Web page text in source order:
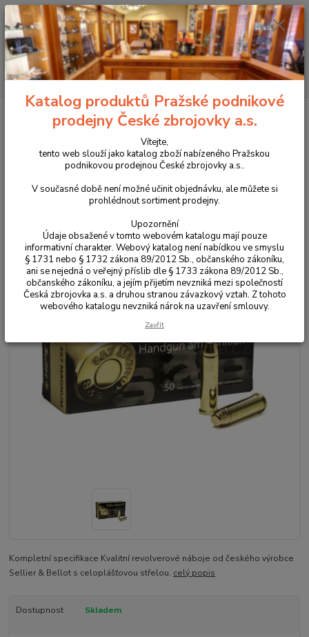
Menu
Hledat
+420 225 375 800
Pistolové a revolverové náboje
Náboje Sellier & Bellot
357 MAGNUM FMJ 10,25g
Náboje Sellier & Bellot 357
MAGNUM FMJ 10,25g
Kompletní specifikace Kvalitní revolverové náboje od českého výrobce
Sellier & Bellot s celoplášťovou střelou. celý popis
Dostupnost Skladem
Katalog produktů Pražské podnikové
prodejny České zbrojovky a.s.
Vítejte,
tento web slouží jako katalog zboží nabízeného Pražskou
podnikovou prodejnou České zbrojovky a.s..
V současné době není možné učinit objednávku, ale můžete si
prohlédnout sortiment prodejny.
Upozornění
Údaje obsažené v tomto webovém katalogu mají pouze
informativní charakter. Webový katalog není nabídkou ve smyslu
§ 1731 nebo § 1732 zákona 89/2012 Sb., občanského zákoníku,
ani se nejedná o veřejný příslib dle § 1733 zákona 89/2012 Sb.,
občanského zákoníku, a jejím přijetím nevzniká mezi společností
Česká zbrojovka a.s. a druhou stranou závazkový vztah. Z tohoto
webového katalogu nevzniká nárok na uzavření smlouvy.
Zavřít